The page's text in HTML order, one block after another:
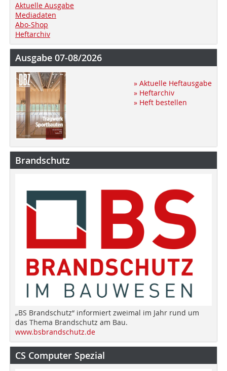
Aktuelle Ausgabe
Mediadaten
Abo-Shop
Heftarchiv
Ausgabe 07-08/2026
» Aktuelle Heftausgabe
» Heftarchiv
» Heft bestellen
Brandschutz
„BS Brandschutz“ informiert zweimal im Jahr rund um
das Thema Brandschutz am Bau.
www.bsbrandschutz.de
CS Computer Spezial